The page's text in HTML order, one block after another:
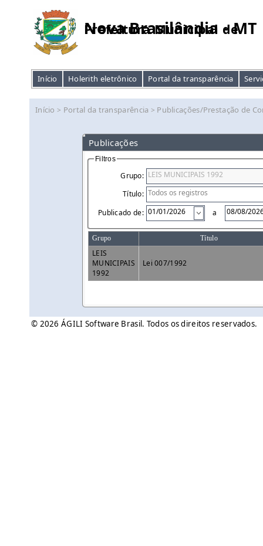
Prefeitura Municipal de
Nova Brasilândia - MT
Início Holerith eletrônico Portal da transparência
Início > Portal da transparência > Publicações/Prestação de
Publicações
Filtros
Grupo:
Título:
Publicado de:
a
Grupo Título
LEIS
MUNICIPAIS
1992
Lei 007/1992
© 2026 ÁGILI Software Brasil. Todos os direitos reservados.